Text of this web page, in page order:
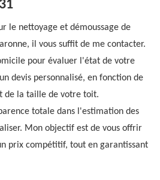
le nettoyage et démoussage de
il vous suffit de me contacter.
pour évaluer l'état de votre
devis personnalisé, en fonction de
de la taille de votre toit.
totale dans l'estimation des
Mon objectif est de vous offrir
prix compétitif, tout en garantissant